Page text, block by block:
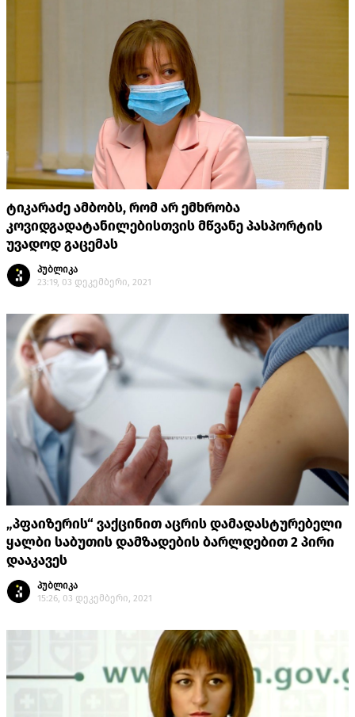
ტიკარაძე ამბობს, რომ არ ემხრობა
კოვიდგადატანილებისთვის მწვანე პასპორტის
უვადოდ გაცემას
პუბლიკა
23:19, 03 დეკემბერი, 2021
„პფაიზერის“ ვაქცინით აცრის დამადასტურებელი
ყალბი საბუთის დამზადების ბარლდებით 2 პირი
დააკავეს
პუბლიკა
15:26, 03 დეკემბერი, 2021